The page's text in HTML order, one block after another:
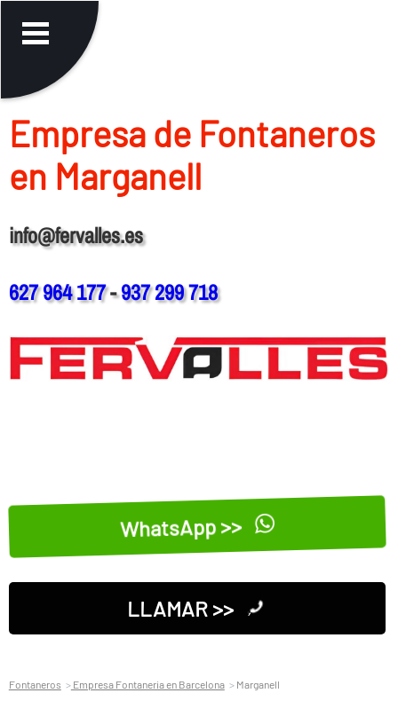
Empresa de Fontaneros
en Marganell
info@fervalles.es
627 964 177-937 299 718
WhatsApp >>
LLAMAR >>
Fontaneros Empresa Fontaneria en Barcelona Marganell